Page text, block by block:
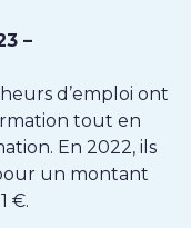
–
d’emploi ont
tout en
En 2022, ils
un montant
€.